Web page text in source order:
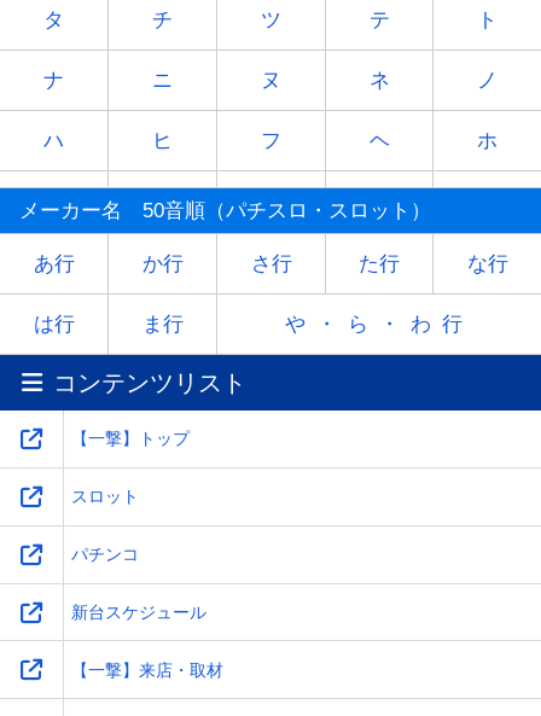
タ チ ツ テ ト
ナ ニ ヌ ネ ノ
ハ ヒ フ ヘ ホ
マ ミ ム メ
ヤ - ユ - ヨ
ラ リ レ
ワ -
メーカー名 50音順（パチスロ・スロット）
あ行 か行 さ行 た行 な行
は行 ま行 や・ら・わ行
コンテンツリスト
【一撃】トップ
スロット
パチンコ
新台スケジュール
【一撃】来店・取材